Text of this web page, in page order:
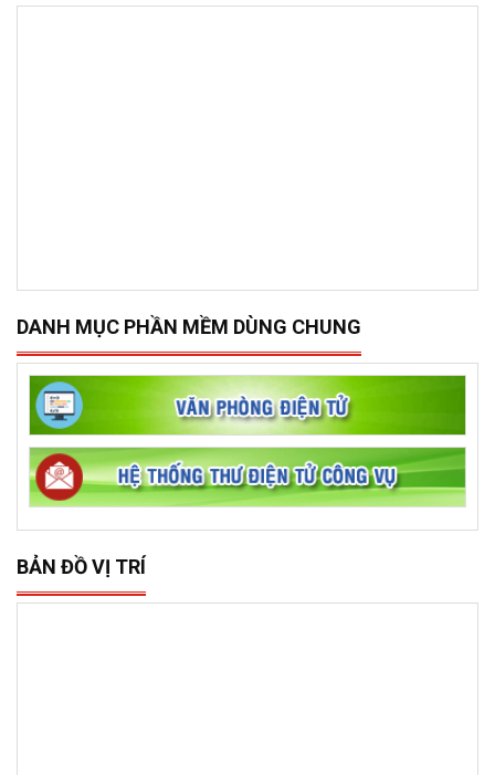
DANH MỤC PHẦN MỀM DÙNG CHUNG
BẢN ĐỒ VỊ TRÍ